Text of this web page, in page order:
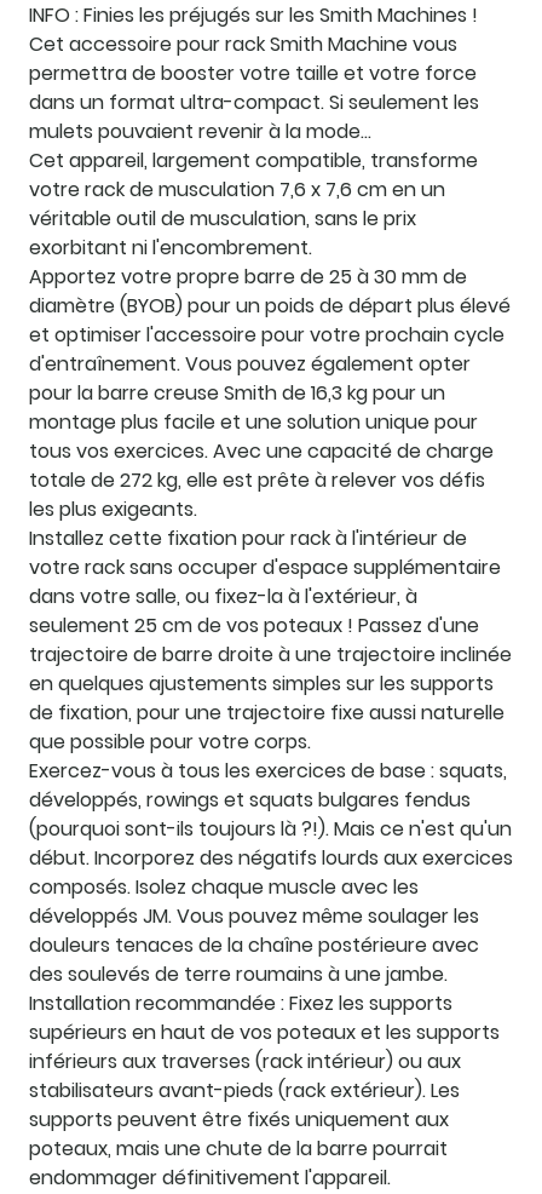
INFO : Finies les préjugés sur les Smith Machines !
Cet accessoire pour rack Smith Machine vous
permettra de booster votre taille et votre force
dans un format ultra-compact. Si seulement les
mulets pouvaient revenir à la mode…
Cet appareil, largement compatible, transforme
votre rack de musculation 7,6 x 7,6 cm en un
véritable outil de musculation, sans le prix
exorbitant ni l'encombrement.
Apportez votre propre barre de 25 à 30 mm de
diamètre (BYOB) pour un poids de départ plus élevé
et optimiser l'accessoire pour votre prochain cycle
d'entraînement. Vous pouvez également opter
pour la barre creuse Smith de 16,3 kg pour un
montage plus facile et une solution unique pour
tous vos exercices. Avec une capacité de charge
totale de 272 kg, elle est prête à relever vos défis
les plus exigeants.
Installez cette fixation pour rack à l'intérieur de
votre rack sans occuper d'espace supplémentaire
dans votre salle, ou fixez-la à l'extérieur, à
seulement 25 cm de vos poteaux ! Passez d'une
trajectoire de barre droite à une trajectoire inclinée
en quelques ajustements simples sur les supports
de fixation, pour une trajectoire fixe aussi naturelle
que possible pour votre corps.
Exercez-vous à tous les exercices de base : squats,
développés, rowings et squats bulgares fendus
(pourquoi sont-ils toujours là ?!). Mais ce n'est qu'un
début. Incorporez des négatifs lourds aux exercices
composés. Isolez chaque muscle avec les
développés JM. Vous pouvez même soulager les
douleurs tenaces de la chaîne postérieure avec
des soulevés de terre roumains à une jambe.
Installation recommandée : Fixez les supports
supérieurs en haut de vos poteaux et les supports
inférieurs aux traverses (rack intérieur) ou aux
stabilisateurs avant-pieds (rack extérieur). Les
supports peuvent être fixés uniquement aux
poteaux, mais une chute de la barre pourrait
endommager définitivement l'appareil.